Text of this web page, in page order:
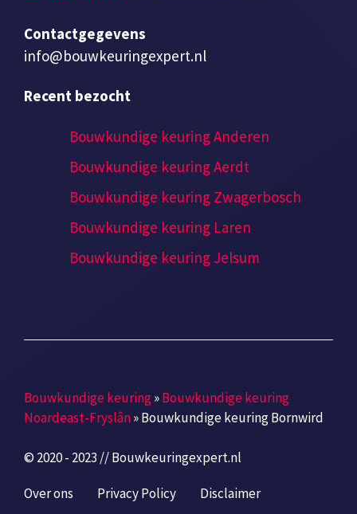
Contactgegevens
info@bouwkeuringexpert.nl
Recent bezocht
Bouwkundige keuring Anderen
Bouwkundige keuring Aerdt
Bouwkundige keuring Zwagerbosch
Bouwkundige keuring Laren
Bouwkundige keuring Jelsum
Bouwkundige keuring»Bouwkundige keuring
Noardeast-Fryslân»Bouwkundige keuring Bornwird
© 2020 - 2023 // Bouwkeuringexpert.nl
Over ons Privacy Policy Disclaimer